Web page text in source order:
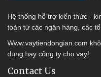
Hệ thống hỗ trợ kiến thức -
toàn từ các ngân hàng, các
Www.vaytiendongian.com
dụng hay công ty cho vay!
Contact Us